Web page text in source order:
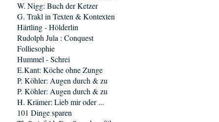
W. Nigg: Buch der Ketzer
G. Trakl in Texten & Kontexten
Härtling - Hölderlin
Rudolph Jula : Conquest
Folliesophie
Hummel - Schrei
E.Kant: Köche ohne Zunge
P. Köhler: Augen durch & zu
P. Köhler: Augen durch & zu
H. Krämer: Lieb mir oder ...
101 Dinge sparen